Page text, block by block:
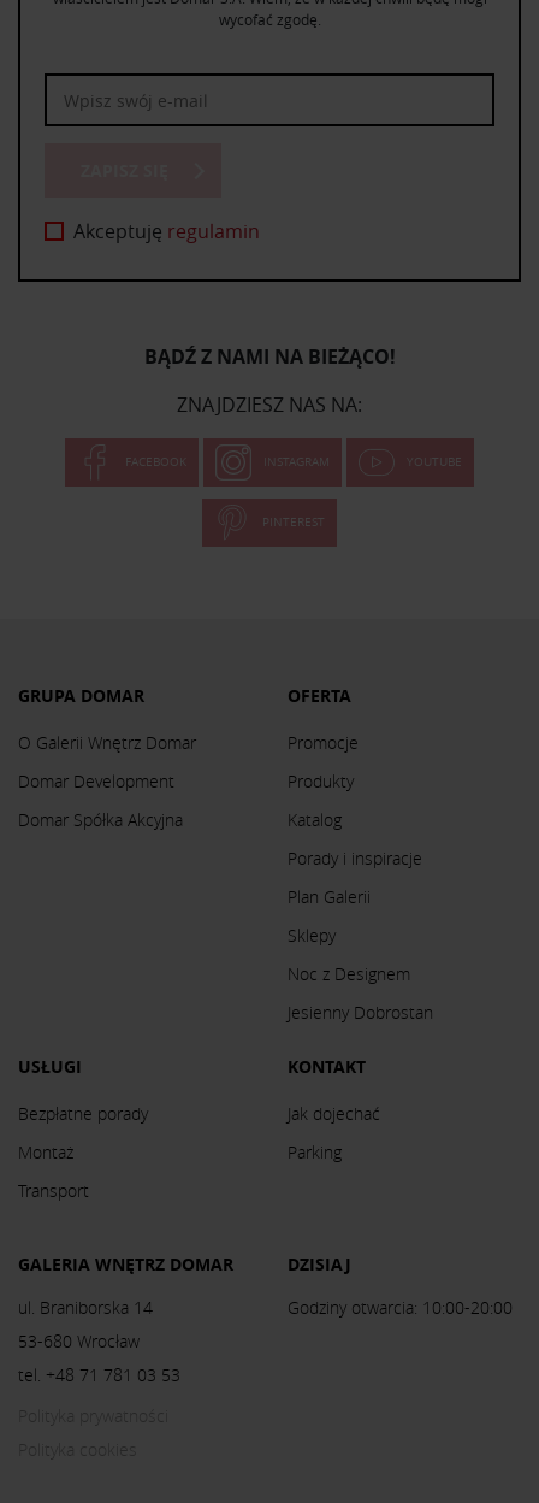
wycofać zgodę.
Akceptuję regulamin
BĄDŹ Z NAMI NA BIEŻĄCO!
ZNAJDZIESZ NAS NA:
FACEBOOK INSTAGRAM YOUTUBE
PINTEREST
GRUPA DOMAR
O Galerii Wnętrz Domar
Domar Development
Domar Spółka Akcyjna
OFERTA
Promocje
Produkty
Katalog
Porady i inspiracje
Plan Galerii
Sklepy
Noc z Designem
Jesienny Dobrostan
USŁUGI
Bezpłatne porady
Montaż
Transport
KONTAKT
Jak dojechać
Parking
GALERIA WNĘTRZ DOMAR
ul. Braniborska 14
53-680 Wrocław
tel. +48 71 781 03 53
DZISIAJ
Godziny otwarcia: 10:00-20:00